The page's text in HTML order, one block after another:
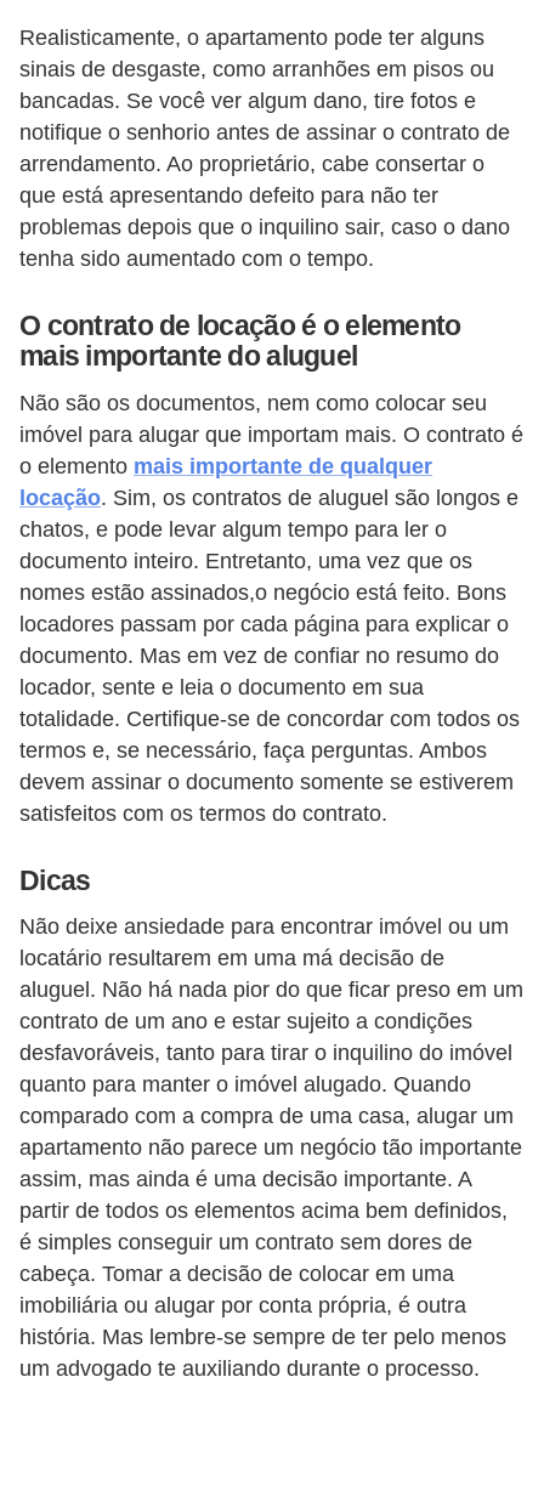
Realisticamente, o apartamento pode ter alguns
sinais de desgaste, como arranhões em pisos ou
bancadas. Se você ver algum dano, tire fotos e
notifique o senhorio antes de assinar o contrato de
arrendamento. Ao proprietário, cabe consertar o
que está apresentando defeito para não ter
problemas depois que o inquilino sair, caso o dano
tenha sido aumentado com o tempo.
O contrato de locação é o elemento
mais importante do aluguel
Não são os documentos, nem como colocar seu
imóvel para alugar que importam mais. O contrato é
o elemento mais importante de qualquer
locação. Sim, os contratos de aluguel são longos e
chatos, e pode levar algum tempo para ler o
documento inteiro. Entretanto, uma vez que os
nomes estão assinados,o negócio está feito. Bons
locadores passam por cada página para explicar o
documento. Mas em vez de confiar no resumo do
locador, sente e leia o documento em sua
totalidade. Certifique-se de concordar com todos os
termos e, se necessário, faça perguntas. Ambos
devem assinar o documento somente se estiverem
satisfeitos com os termos do contrato.
Dicas
Não deixe ansiedade para encontrar imóvel ou um
locatário resultarem em uma má decisão de
aluguel. Não há nada pior do que ficar preso em um
contrato de um ano e estar sujeito a condições
desfavoráveis, tanto para tirar o inquilino do imóvel
quanto para manter o imóvel alugado. Quando
comparado com a compra de uma casa, alugar um
apartamento não parece um negócio tão importante
assim, mas ainda é uma decisão importante. A
partir de todos os elementos acima bem definidos,
é simples conseguir um contrato sem dores de
cabeça. Tomar a decisão de colocar em uma
imobiliária ou alugar por conta própria, é outra
história. Mas lembre-se sempre de ter pelo menos
um advogado te auxiliando durante o processo.